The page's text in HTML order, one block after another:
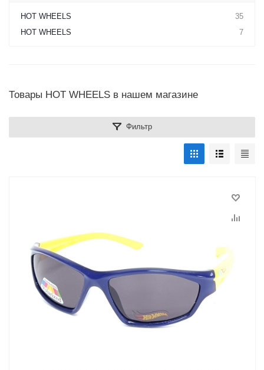
HOT WHEELS
35
HOT WHEELS
7
Товары HOT WHEELS в нашем магазине
Фильтр